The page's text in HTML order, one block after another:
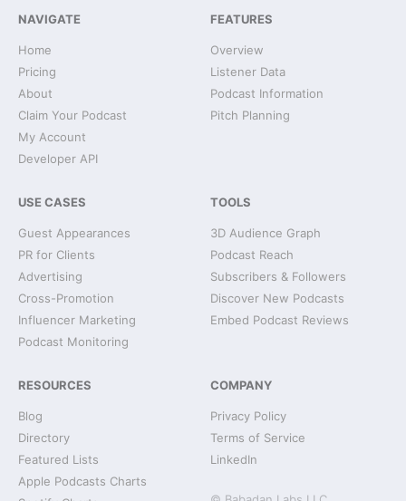
NAVIGATE
Home
Pricing
About
Claim Your Podcast
My Account
Developer API
FEATURES
Overview
Listener Data
Podcast Information
Pitch Planning
USE CASES
Guest Appearances
PR for Clients
Advertising
Cross-Promotion
Influencer Marketing
Podcast Monitoring
TOOLS
3D Audience Graph
Podcast Reach
Subscribers & Followers
Discover New Podcasts
Embed Podcast Reviews
RESOURCES
Blog
Directory
Featured Lists
Apple Podcasts Charts
COMPANY
Privacy Policy
Terms of Service
LinkedIn